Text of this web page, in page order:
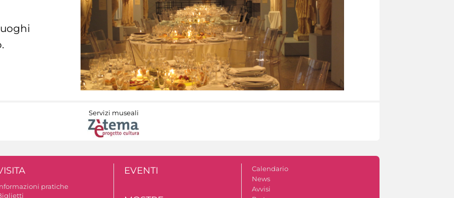
Servizi museali
pratiche
EVENTI
Calendario
News
Avvisi